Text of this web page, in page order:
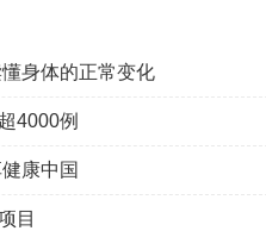
身体的正常变化
4000例
康中国
目